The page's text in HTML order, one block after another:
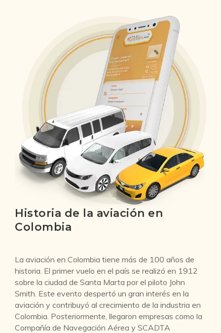
Historia de la aviación en
Colombia
La aviación en Colombia tiene más de 100 años de
historia. El primer vuelo en el país se realizó en 1912
sobre la ciudad de Santa Marta por el piloto John
Smith. Este evento despertó un gran interés en la
aviación y contribuyó al crecimiento de la industria en
Colombia. Posteriormente, llegaron empresas como la
Compañía de Navegación Aérea y SCADTA